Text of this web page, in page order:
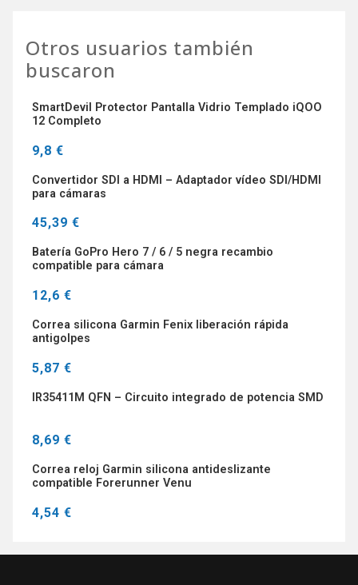
Otros usuarios también
buscaron
SmartDevil Protector Pantalla Vidrio Templado iQOO
12 Completo
9,8 €
Convertidor SDI a HDMI – Adaptador vídeo SDI/HDMI
para cámaras
45,39 €
Batería GoPro Hero 7 / 6 / 5 negra recambio
compatible para cámara
12,6 €
Correa silicona Garmin Fenix liberación rápida
antigolpes
5,87 €
IR35411M QFN – Circuito integrado de potencia SMD
8,69 €
Correa reloj Garmin silicona antideslizante
compatible Forerunner Venu
4,54 €